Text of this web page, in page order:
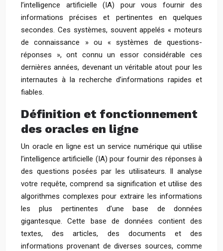
l’intelligence artificielle (IA) pour vous fournir des
informations précises et pertinentes en quelques
secondes. Ces systèmes, souvent appelés « moteurs
de connaissance » ou « systèmes de questions-
réponses », ont connu un essor considérable ces
dernières années, devenant un véritable atout pour les
internautes à la recherche d’informations rapides et
fiables.
Définition et fonctionnement
des oracles en ligne
Un oracle en ligne est un service numérique qui utilise
l’intelligence artificielle (IA) pour fournir des réponses à
des questions posées par les utilisateurs. Il analyse
votre requête, comprend sa signification et utilise des
algorithmes complexes pour extraire les informations
les plus pertinentes d’une base de données
gigantesque. Cette base de données contient des
textes, des articles, des documents et des
informations provenant de diverses sources, comme